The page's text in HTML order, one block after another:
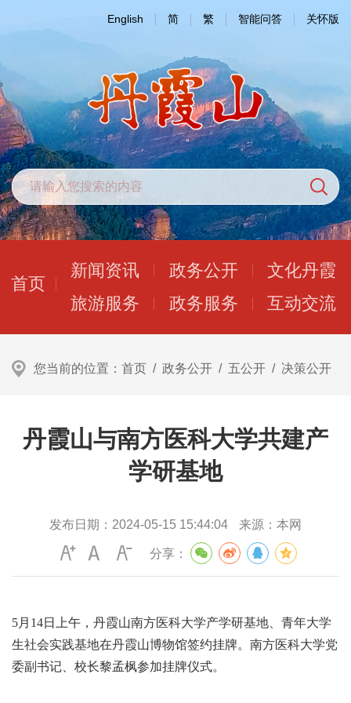
English 简 繁 智能问答 关怀版
首页
新闻资讯 政务公开
文化丹霞
旅游服务
政务服务 互动交流
您当前的位置： 首页 / 政务公开 / 五公开 / 决策公开
丹霞山与南方医科大学共建产
学研基地
发布日期： 2024-05-15 15:44:04 来源： 本网
分享：
5月14日上午，丹霞山南方医科大学产学研基地、青年大学
生社会实践基地在丹霞山博物馆签约挂牌。南方医科大学党
委副书记、校长黎孟枫参加挂牌仪式。